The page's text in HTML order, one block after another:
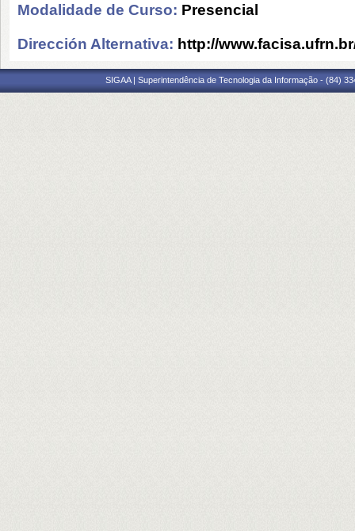
Modalidade de Curso: Presencial
Dirección Alternativa: http://
SIGAA | Superintendência de Tecnologia da Informação - (84)